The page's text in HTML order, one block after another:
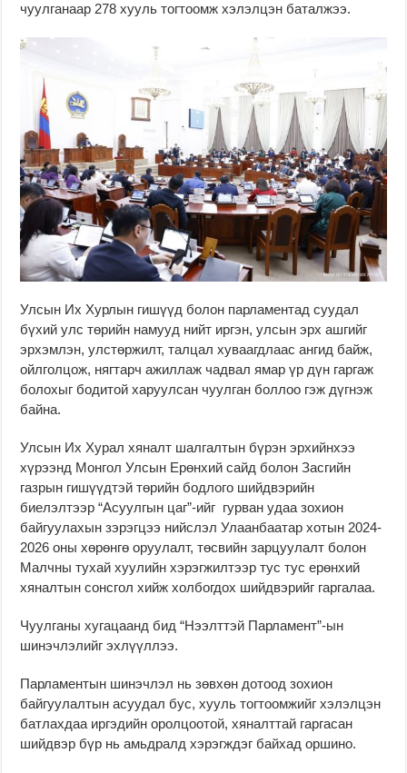
чуулганаар 278 хууль тогтоомж хэлэлцэн баталжээ.
Улсын Их Хурлын гишүүд болон парламентад суудал
бүхий улс төрийн намууд нийт иргэн, улсын эрх ашгийг
эрхэмлэн, улстөржилт, талцал хуваагдлаас ангид байж,
ойлголцож, нягтарч ажиллаж чадвал ямар үр дүн гаргаж
болохыг бодитой харуулсан чуулган боллоо гэж дүгнэж
байна.
Улсын Их Хурал хяналт шалгалтын бүрэн эрхийнхээ
хүрээнд Монгол Улсын Ерөнхий сайд болон Засгийн
газрын гишүүдтэй төрийн бодлого шийдвэрийн
биелэлтээр “Асуулгын цаг”-ийг гурван удаа зохион
байгуулахын зэрэгцээ нийслэл Улаанбаатар хотын 2024-
2026 оны хөрөнгө оруулалт, төсвийн зарцуулалт болон
Малчны тухай хуулийн хэрэгжилтээр тус тус ерөнхий
хяналтын сонсгол хийж холбогдох шийдвэрийг гаргалаа.
Чуулганы хугацаанд бид “Нээлттэй Парламент”-ын
шинэчлэлийг эхлүүллээ.
Парламентын шинэчлэл нь зөвхөн дотоод зохион
байгуулалтын асуудал бус, хууль тогтоомжийг хэлэлцэн
батлахдаа иргэдийн оролцоотой, хяналттай гаргасан
шийдвэр бүр нь амьдралд хэрэгждэг байхад оршино.